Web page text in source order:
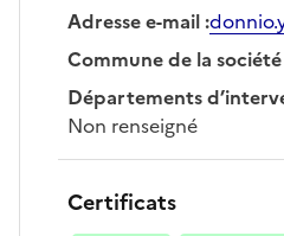
Adresse e-mail:
Commune de la société
Départements
Non renseigné
Certificats